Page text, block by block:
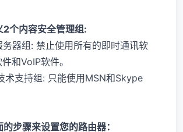
2个内容安全管理组:
务器组: 禁止使用所有的即时通讯软
和VoIP软件。
术支持组: 只能使用MSN和Skype
步骤来设置您的路由器：